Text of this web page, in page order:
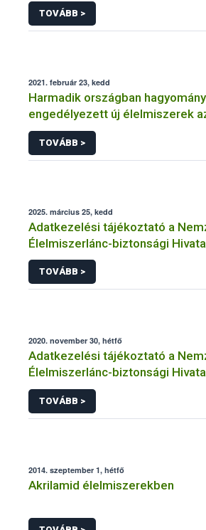
TOVÁBB >
2021. február 23, kedd
Harmadik országban
engedélyezett új élelmiszerek
Unióban
TOVÁBB >
2025. március 25, kedd
Adatkezelési tájékoztató a
Élelmiszerlánc-biztonsági
Rendszerben kistermelői
témakörben intézhető
kapcsolódó adatkezeléséhez
TOVÁBB >
2020. november 30, hétfő
Adatkezelési tájékoztató a
Élelmiszerlánc-biztonsági
közérdekű bejelentések
kapcsolódó adatkezeléséhez
TOVÁBB >
2014. szeptember 1, hétfő
Akrilamid élelmiszerekben